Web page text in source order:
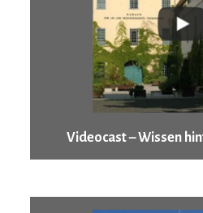
Videocast – Wissen